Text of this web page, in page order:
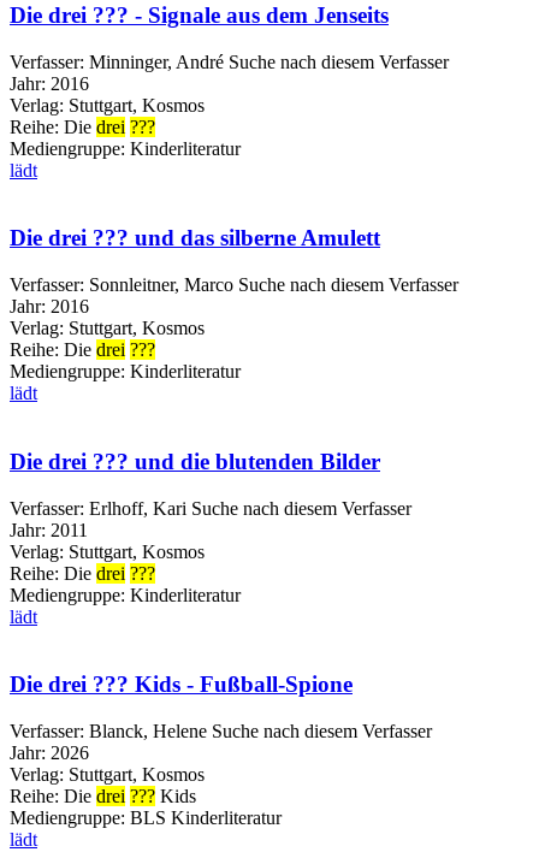
Die drei ??? - Signale aus dem Jenseits
Verfasser: Minninger, André Suche nach diesem Verfasser
Jahr: 2016
Verlag: Stuttgart, Kosmos
Reihe: Die drei ???
Mediengruppe: Kinderliteratur
lädt
Die drei ??? und das silberne Amulett
Verfasser: Sonnleitner, Marco Suche nach diesem Verfasser
Jahr: 2016
Verlag: Stuttgart, Kosmos
Reihe: Die drei ???
Mediengruppe: Kinderliteratur
lädt
Die drei ??? und die blutenden Bilder
Verfasser: Erlhoff, Kari Suche nach diesem Verfasser
Jahr: 2011
Verlag: Stuttgart, Kosmos
Reihe: Die drei ???
Mediengruppe: Kinderliteratur
lädt
Die drei ??? Kids - Fußball-Spione
Verfasser: Blanck, Helene Suche nach diesem Verfasser
Jahr: 2026
Verlag: Stuttgart, Kosmos
Reihe: Die drei ??? Kids
Mediengruppe: BLS Kinderliteratur
lädt